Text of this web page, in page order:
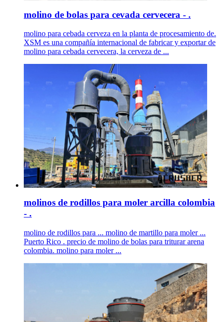
molino de bolas para cevada cervecera - .
molino para cebada cerveza en la planta de procesamiento de.
XSM es una compañía internacional de fabricar y exportar de
molino para cebada cervecera, la cerveza de ...
molinos de rodillos para moler arcilla colombia
- .
molino de rodillos para ... molino de martillo para moler ...
Puerto Rico . precio de molino de bolas para triturar arena
colombia. molino para moler ...